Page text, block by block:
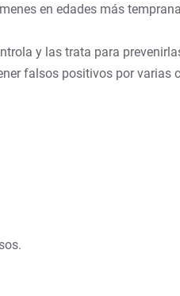
en edades más
y las trata para
falsos positivos por varias